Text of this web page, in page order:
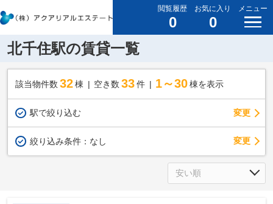
閲覧履歴
0
お気に入り
0
メニュー
北千住駅の賃貸一覧
該当物件数 32棟 空き数 33 件 1～30 棟を表示
駅で絞り込む 変更
絞り込み条件： なし 変更